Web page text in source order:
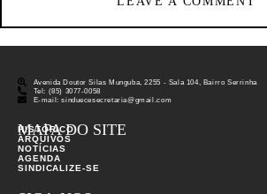
Avenida Doutor Silas Munguba, 2255 - Sala 104, Bairro Serrinha
Tel: (85) 3077-0058
E-mail: sinduecesecretaria@gmail.com
MAPA DO SITE
HISTÓRICO
ARQUIVOS
NOTÍCIAS
AGENDA
SINDICALIZE-SE